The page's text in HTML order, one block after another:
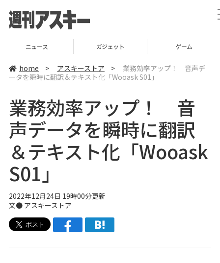
ガジェット ゲーム グルメ
home > アスキーストア >
業務効率アップ！ 音声デ
ータを瞬時に翻訳＆テキスト化「Wooask S01」
業務効率アップ！ 音
声データを瞬時に翻訳
＆テキスト化「Wooask
S01」
2022年12月24日 19時00分更新
文● アスキーストア